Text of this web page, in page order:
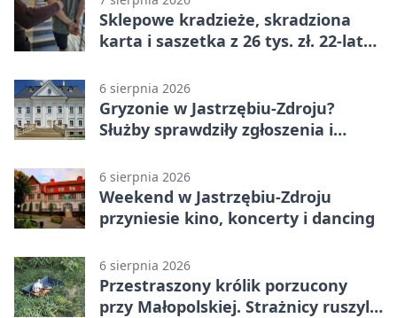
Sklepowe kradzieże, skradziona
karta i saszetka z 26 tys. zł. 22-latek
6 sierpnia 2026
Gryzonie w Jastrzębiu-Zdroju?
Służby sprawdziły zgłoszenia i
6 sierpnia 2026
Weekend w Jastrzębiu-Zdroju
przyniesie kino, koncerty i dancing
6 sierpnia 2026
Przestraszony królik porzucony
przy Małopolskiej. Strażnicy ruszyli